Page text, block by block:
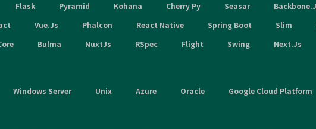
Flask Pyramid Kohana Cherry Py Seasar
Vue.Js Phalcon React Native Spring Boot Slim
Bulma NuxtJs RSpec Flight Swing Next.Js
Windows Server Unix Azure Oracle Google Cloud Platform